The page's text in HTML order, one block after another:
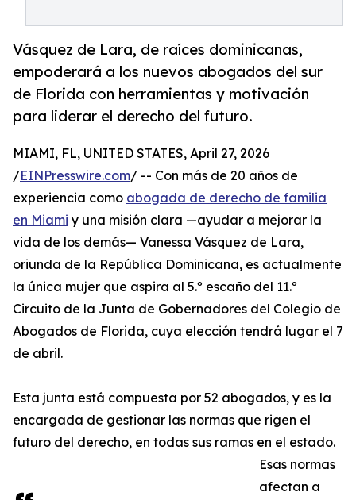
Vásquez de Lara, de raíces dominicanas,
empoderará a los nuevos abogados del sur
de Florida con herramientas y motivación
para liderar el derecho del futuro.
MIAMI, FL, UNITED STATES, April 27, 2026
/EINPresswire.com/ -- Con más de 20 años de
experiencia como abogada de derecho de familia
en Miami y una misión clara —ayudar a mejorar la
vida de los demás— Vanessa Vásquez de Lara,
oriunda de la República Dominicana, es actualmente
la única mujer que aspira al 5.º escaño del 11.º
Circuito de la Junta de Gobernadores del Colegio de
Abogados de Florida, cuya elección tendrá lugar el 7
de abril.
Esta junta está compuesta por 52 abogados, y es la
encargada de gestionar las normas que rigen el
futuro del derecho, en todas sus ramas en el estado.
Esas normas
afectan a